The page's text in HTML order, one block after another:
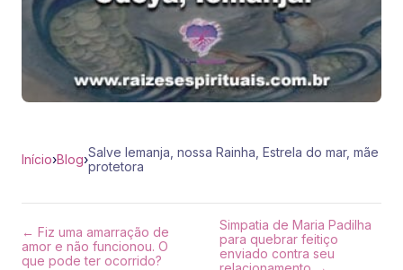
Início›Blog›Salve Iemanja, nossa Rainha, Estrela do mar, mãe
protetora
← Fiz uma amarração de
amor e não funcionou. O
que pode ter ocorrido?
Simpatia de Maria Padilha
para quebrar feitiço
enviado contra seu